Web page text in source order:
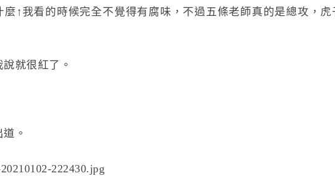
麼↑我看的時候完全不覺得有腐味，不過五條老師真的是總攻，虎
就很紅了。
。